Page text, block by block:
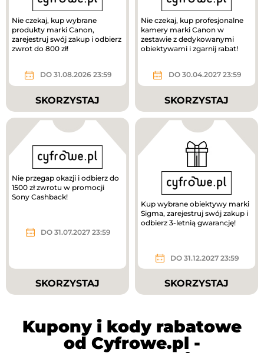
Nie czekaj, kup wybrane
produkty marki Canon,
zarejestruj swój zakup i odbierz
zwrot do 800 zł!
DO 31.08.2026 23:59
SKORZYSTAJ
Nie czekaj, kup profesjonalne
kamery marki Canon w
zestawie z dedykowanymi
obiektywami i zgarnij rabat!
DO 30.04.2027 23:59
SKORZYSTAJ
Nie przegap okazji i odbierz do
1500 zł zwrotu w promocji
Sony Cashback!
DO 31.07.2027 23:59
SKORZYSTAJ
Kup wybrane obiektywy marki
Sigma, zarejestruj swój zakup i
odbierz 3-letnią gwarancję!
DO 31.12.2027 23:59
SKORZYSTAJ
Kupony i kody rabatowe
od Cyfrowe.pl -